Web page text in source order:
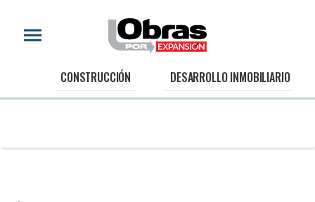
CONSTRUCCIÓN DESARROLLO INMOBILIARIO